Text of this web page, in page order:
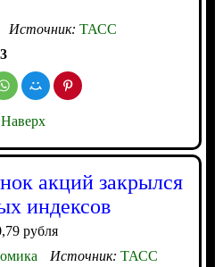
Источник: ТАСС
Наверх
акций закрылся
индексов
рубля
Источник: ТАСС